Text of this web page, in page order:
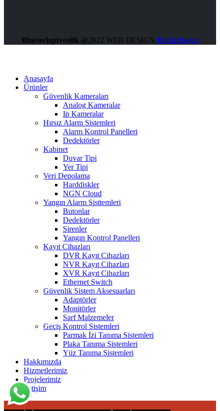
Bluetechgüvenlik @2022 WEB DESİGN BlackDesign
Anasayfa
Ürünler
Güvenlik Kameraları
Analog Kameralar
Ip Kameralar
Hırsız Alarm Sistemleri
Alarm Kontrol Panelleri
Dedektörler
Kabinet
Duvar Tipi
Yer Tipi
Veri Depolama
Harddiskler
NGN Cloud
Yangın Alarm Sisttemleri
Butonlar
Dedektörler
Sirenler
Yangın Kontrol Panelleri
Kayıt Cihazları
DVR Kayıt Cihazları
NVR Kayıt Cihazları
XVR Kayıt Cihazları
Ethernet Switch
Güvenlik Sistem Aksesuarları
Adaptörler
Monitörler
Sarf Malzemeler
Geçiş Kontrol Sistemleri
Parmak İzi Tanıma Sistemleri
Plaka Tanıma Sistemleri
Yüz Tanıma Sistemleri
Hakkımızda
Hizmetlerimiz
Projelerimiz
İletişim